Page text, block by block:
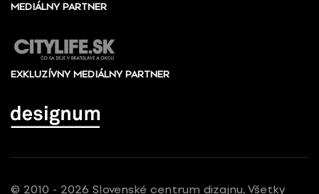
MEDIÁLNY PARTNER
EXKLUZÍVNY MEDIÁLNY PARTNER
© 2010 - 2026 Slovenské centrum dizajnu, Všetky